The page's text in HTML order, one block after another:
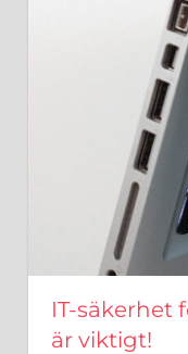
IT-säkerhet
är viktigt!